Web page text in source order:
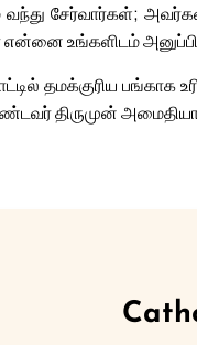
சேர்வார்கள்;
உங்களிடம்
தமக்குரிய
திருமுன்